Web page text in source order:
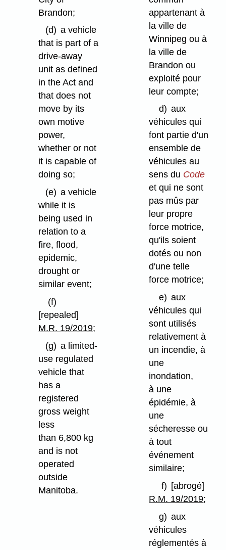
Brandon;
(d) a vehicle
that is part of a
drive-away
unit as defined
in the Act and
that does not
move by its
own motive
power,
whether or not
it is capable of
doing so;
(e) a vehicle
while it is
being used in
relation to a
fire, flood,
epidemic,
drought or
similar event;
(f)
[repealed]
M.R. 19/2019;
(g) a limited-
use regulated
vehicle that
has a
registered
gross weight
less
than 6,800 kg
and is not
operated
outside
Manitoba.
appartenant à
la ville de
Winnipeg ou à
la ville de
Brandon ou
exploité pour
leur compte;
d) aux
véhicules qui
font partie d'un
ensemble de
véhicules au
sens du Code
et qui ne sont
pas mûs par
leur propre
force motrice,
qu'ils soient
dotés ou non
d'une telle
force motrice;
e) aux
véhicules qui
sont utilisés
relativement à
un incendie, à
une
inondation,
à une
épidémie, à
une
sécheresse ou
à tout
événement
similaire;
f) [abrogé]
R.M. 19/2019;
g) aux
véhicules
réglementés à